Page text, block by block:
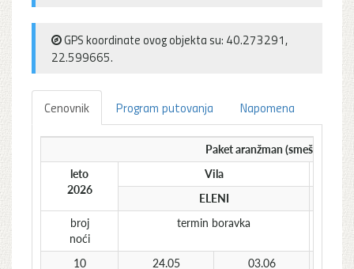
GPS koordinate ovog objekta su: 40.273291,
22.599665.
Cenovnik Program putovanja Napomena
Paket aranžman (smeštaj +
leto
2026
Vila
ELENI
broj
noći
termin boravka
10 24.05 03.06